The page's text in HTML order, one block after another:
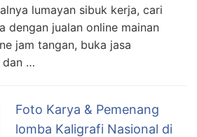
lumayan sibuk kerja, cari
dengan jualan online mainan
jam tangan, buka jasa
dan …
Foto Karya & Pemenang
lomba Kaligrafi Nasional di